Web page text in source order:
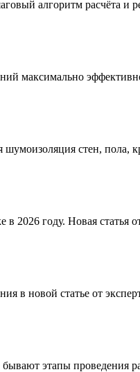
алгоритм расчёта и
максимально
стен, пола,
2026 году. Новая статья
в новой статье от
этапы